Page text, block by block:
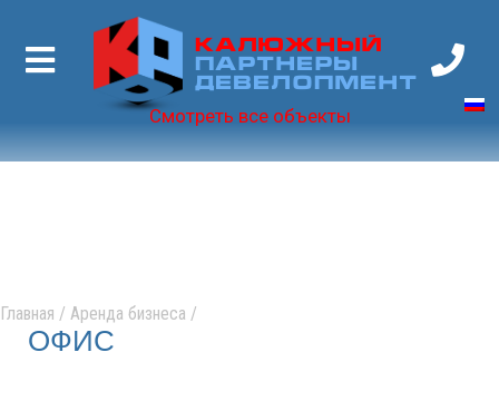
Калюжный
Партнеры
Девелопмент
Смотреть все объекты
Главная / Аренда бизнеса /
ОФИС